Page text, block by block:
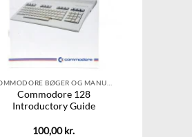
Commodore 128
Introductory Guide
100,00kr.